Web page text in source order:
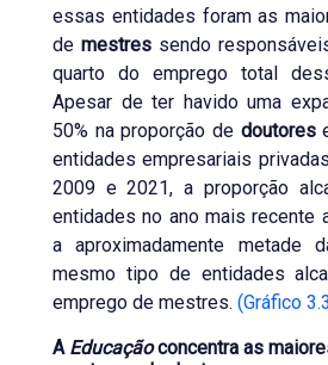
essas entidades foram as
demestres sendo
quarto do emprego total
Apesar de ter havido uma
50% na proporção de doutores
entidades empresariais
2009 e 2021, a proporção
entidades no ano mais recente
a aproximadamente metade
mesmo tipo de entidades
emprego de mestres. (Gráfico
A Educaçãoconcentra as